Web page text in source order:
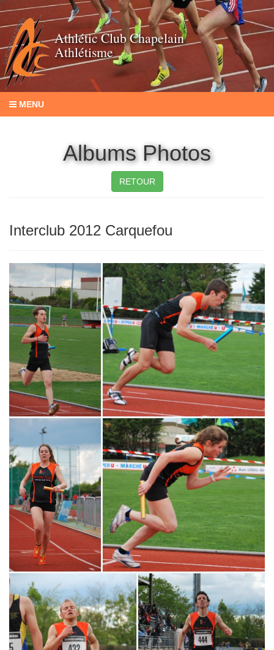
Athlétic Club Chapelain
Athlétisme
MENU
Albums Photos
RETOUR
Interclub 2012 Carquefou